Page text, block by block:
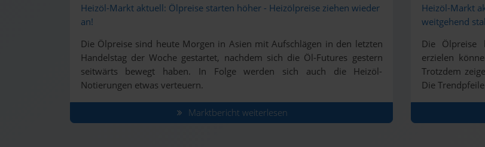
Heizöl-Markt aktuell: Ölpreise starten höher - Heizölpreise ziehen wieder
an!
Die Ölpreise sind heute Morgen in Asien mit Aufschlägen in den letzten
Handelstag der Woche gestartet, nachdem sich die Öl-Futures gestern
seitwärts bewegt haben. In Folge werden sich auch die Heizöl-
Notierungen etwas verteuern.
Marktbericht weiterlesen
Heizöl-Markt
weitgehend
Die Ölpreise
erzielen
Trotzdem
Die